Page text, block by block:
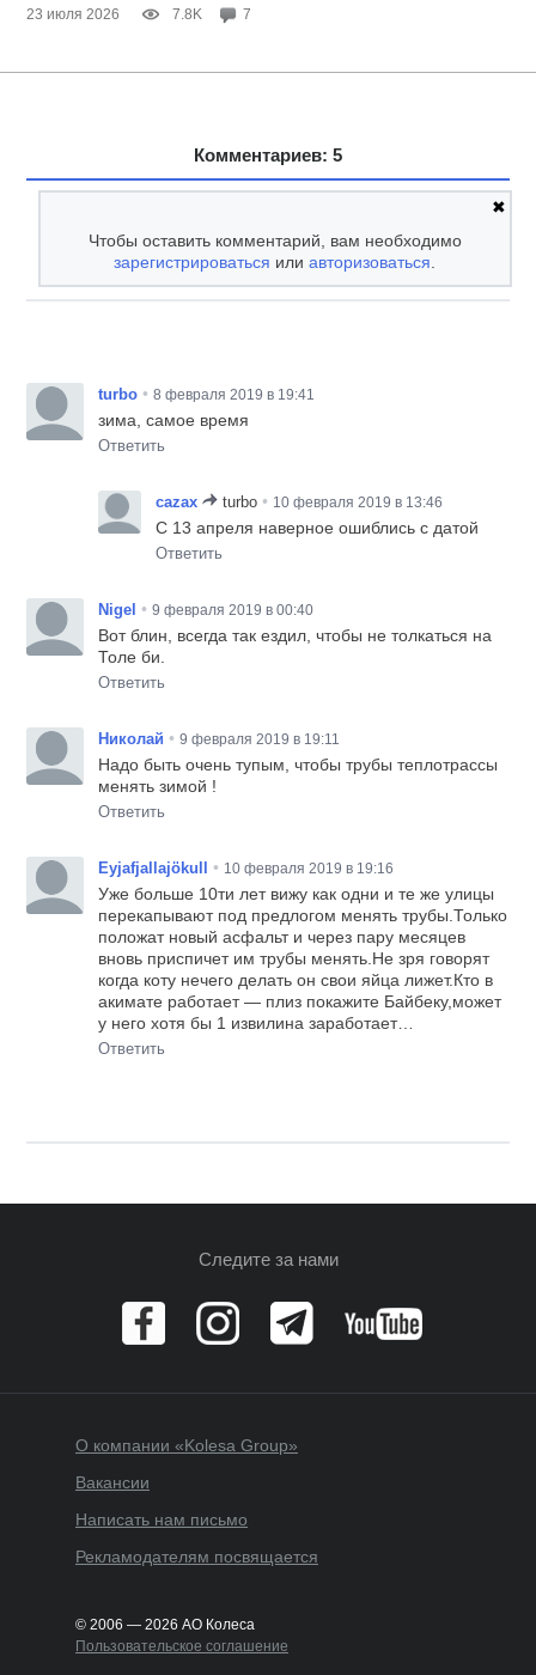
23 июля 2026 7.8K 7
Комментариев: 5
✖
Чтобы оставить комментарий, вам необходимо
зарегистрироваться илиавторизоваться
turbo • 8 февраля 2019 в 19:41
зима, самое время
Ответить
cazax turbo • 10 февраля 2019 в 13:46
С 13 апреля наверное ошиблись с датой
Ответить
Nigel • 9 февраля 2019 в 00:40
Вот блин, всегда так ездил, чтобы не толкаться на
Толе би.
Ответить
Николай • 9 февраля 2019 в 19:11
Надо быть очень тупым, чтобы трубы теплотрассы
менять зимой !
Ответить
Eyjafjallajökull • 10 февраля 2019 в 19:16
Уже больше 10ти лет вижу как одни и те же улицы
перекапывают под предлогом менять трубы.Только
положат новый асфальт и через пару месяцев
вновь приспичет им трубы менять.Не зря говорят
когда коту нечего делать он свои яйца лижет.Кто в
акимате работает — плиз покажите Байбеку,может
у него хотя бы 1 извилина заработает…
Ответить
Следите за нами
О компании «Kolesa Group»
Вакансии
Написать нам письмо
Рекламодателям посвящается
© 2006 — 2026 АО Колеса
Пользовательское соглашение